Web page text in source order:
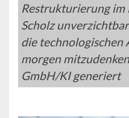
Restrukturierung im
Scholz
die technologischen
morgen
GmbH/KI generiert